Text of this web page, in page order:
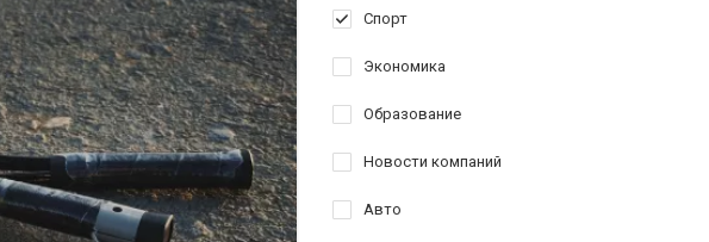
Спорт
Экономика
Образование
Новости компаний
Авто